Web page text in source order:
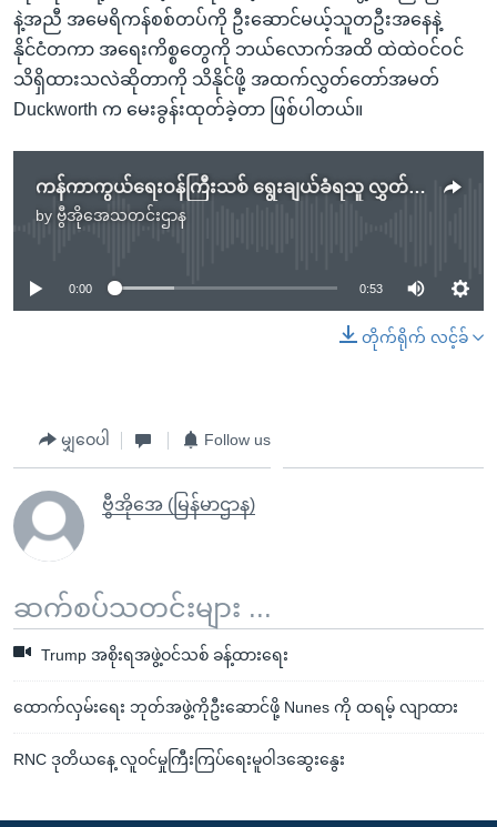
နဲ့အညီ အမေရိကန်စစ်တပ်ကို ဦးဆောင်မယ့်သူတဦးအနေနဲ့
နိုင်ငံတကာ အရေးကိစ္စတွေကို ဘယ်လောက်အထိ ထဲထဲဝင်ဝင်
သိရှိထားသလဲဆိုတာကို သိနိုင်ဖို့ အထက်လွှတ်တော်အမတ်
Duckworth က မေးခွန်းထုတ်ခဲ့တာ ဖြစ်ပါတယ်။
ကန်ကာကွယ်ရေးဝန်ကြီးသစ် ရွေးချယ်ခံရသူ လွှတ်တော်မှာ ကြားနာစစ်ဆေး
by ဗွီအိုအေသတင်းဌာန
No media source currently available
0:00 0:53
တိုက်ရိုက် လင့်ခ်
မျှဝေပါ Follow us
ဗွီအိုအေ (မြန်မာဌာန)
ဆက်စပ်သတင်းများ ...
Trump အစိုးရအဖွဲ့ဝင်သစ် ခန့်ထားရေး
ထောက်လှမ်းရေး ဘုတ်အဖွဲ့ကိုဦးဆောင်ဖို့ Nunes ကို ထရမ့် လျာထား
RNC ဒုတိယနေ့ လူဝင်မှုကြီးကြပ်ရေးမူဝါဒဆွေးနွေး